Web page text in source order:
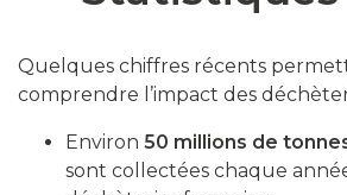
Quelques chiffres récents
comprendre l’impact des
Environ 50 millions de
sont collectées chaque